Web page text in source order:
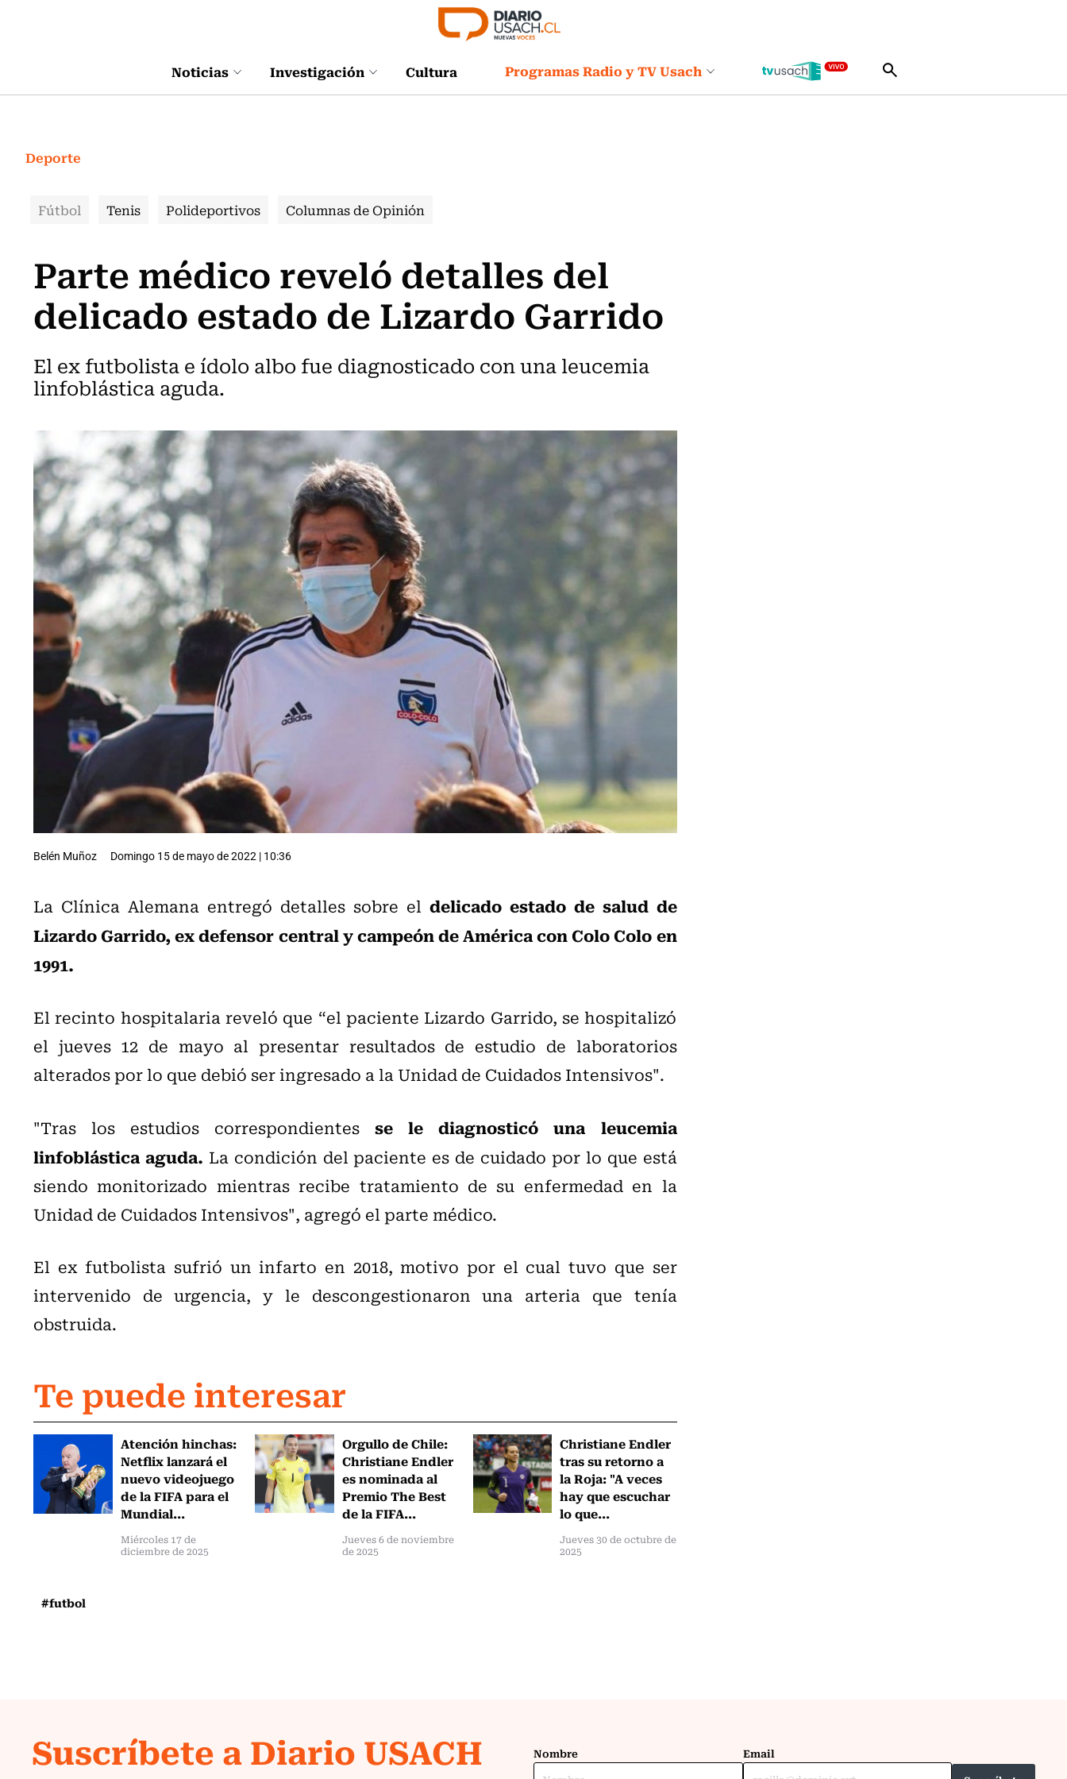
Noticias Investigación Cultura Programas Radio y TV Usach
Deporte
Fútbol Tenis Polideportivos Columnas de Opinión
Parte médico reveló detalles del
delicado estado de Lizardo Garrido
El ex futbolista e ídolo albo fue diagnosticado con una leucemia
linfoblástica aguda.
Belén Muñoz Domingo 15 de mayo de 2022 | 10:36
La Clínica Alemana entregó detalles sobre el delicado estado de salud de
Lizardo Garrido, ex defensor central y campeón de América con Colo Colo en
1991.
El recinto hospitalaria reveló que “el paciente Lizardo Garrido, se hospitalizó
el jueves 12 de mayo al presentar resultados de estudio de laboratorios
alterados por lo que debió ser ingresado a la Unidad de Cuidados Intensivos".
"Tras los estudios correspondientesse le diagnosticó una leucemia
linfoblástica aguda. La condición del paciente es de cuidado por lo que está
siendo monitorizado mientras recibe tratamiento de su enfermedad en la
Unidad de Cuidados Intensivos", agregó el parte médico.
El ex futbolista sufrió un infarto en 2018, motivo por el cual tuvo que ser
intervenido de urgencia, y le descongestionaron una arteria que tenía
obstruida.
Te puede interesar
Atención hinchas:
Netflix lanzará el
nuevo videojuego
de la FIFA para el
Mundial...
Miércoles 17 de
diciembre de 2025
Orgullo de Chile:
Christiane Endler
es nominada al
Premio The Best
de la FIFA...
Jueves 6 de noviembre
de 2025
Christiane Endler
tras su retorno a
la Roja: "A veces
hay que escuchar
lo que...
Jueves 30 de octubre de
2025
#futbol